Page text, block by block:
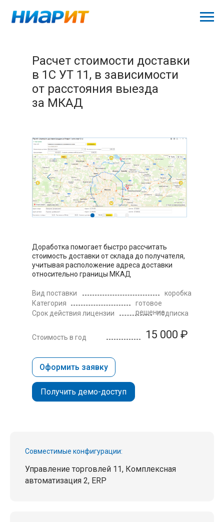
Оформить заявку
Получить демо-доступ
15 000 ₽
Вид поставки
коробка
Категория
готовое
решение
Срок действия лицензии подписка
Стоимость в год
Доработка помогает быстро рассчитать
стоимость доставки от склада до получателя,
учитывая расположение адреса доставки
относительно границы МКАД
Расчет стоимости доставки
в 1С УТ 11, в зависимости
от расстояния выезда
за МКАД
Совместимые конфигурации:
Управление торговлей 11, Комплексная
автоматизация 2, ERP